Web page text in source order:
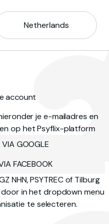
Netherlands
account
je e-mailadres en
op het Psyflix-platform
GOOGLE
FACEBOOK
NHN, PSYTREC of Tilburg
door in het dropdown menu
te selecteren.